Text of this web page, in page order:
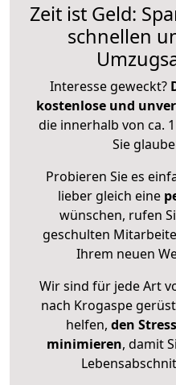
Zeit ist Geld:
schnellen
Interesse geweckt?
kostenlose und
die innerhalb von ca.
Sie
Probieren Sie es
lieber gleich eine
wünschen, rufen
geschulten
Ihrem neuen
Wir sind für jede Art
nach Krogaspe
helfen, den
minimieren, damit